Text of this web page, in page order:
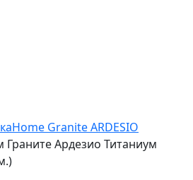
Home Granite ARDESIO
Граните Ардезио Титаниум